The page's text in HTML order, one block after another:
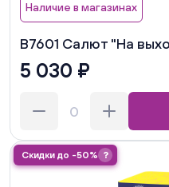
Наличие в магазинах
В7601 Салют "На
5 030 ₽
Скидки до -50% ?